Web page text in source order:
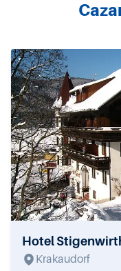
Hotel
Krakaudorf